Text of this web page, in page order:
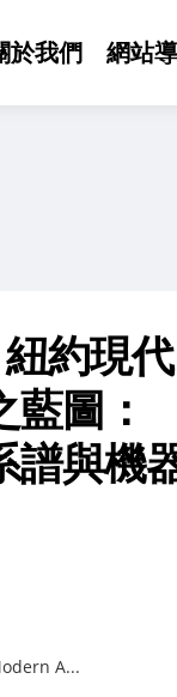
於我們 網站
約現代
圖：
譜與機
A...